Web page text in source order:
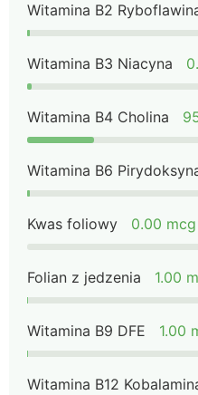
Witamina B2
Witamina B3 Niacyna
Witamina B4 Cholina
Witamina B6
Kwas foliowy 0.00 mcg
Folian z jedzenia 1.00
Witamina B9 DFE 1.00
Witamina B12